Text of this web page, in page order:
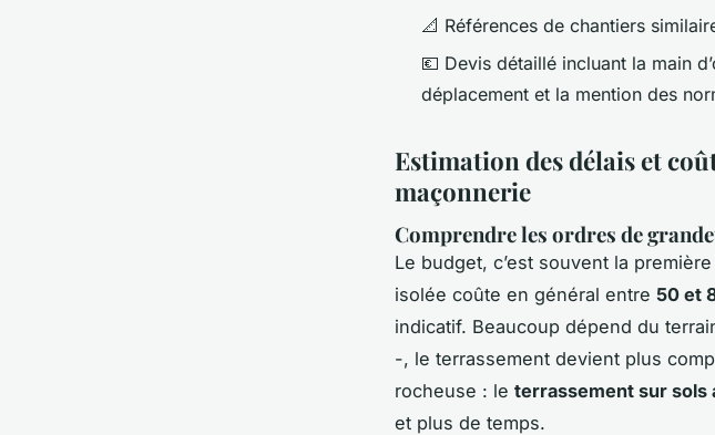
📐 Références de chantiers
💶 Devis détaillé incluant la main
déplacement et la mention des
Estimation des délais et
maçonnerie
Comprendre les ordres de
Le budget, c’est souvent la
isolée coûte en général entre 50 et
indicatif. Beaucoup dépend du
-, le terrassement devient plus
rocheuse : le terrassement sur sols
et plus de temps.